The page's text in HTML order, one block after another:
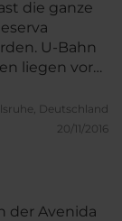
die ganze
U-Bahn
liegen vor
sehr
Deutschland
20/11/2016
der Avenida